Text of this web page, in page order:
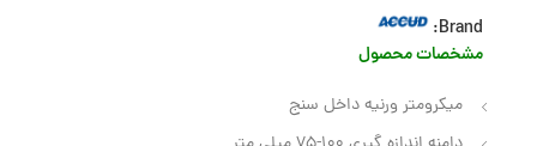
Brand:
مشخصات محصول
میکرومتر ورنیه داخل سنج